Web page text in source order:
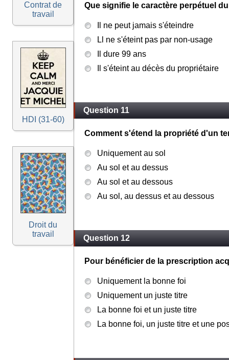
Contrat de
travail
HDI (31-60)
Droit du
travail
Que signifie le caractère perpétuel
Il ne peut jamais s'éteindre
Ll ne s'éteint pas par non-usage
Il dure 99 ans
Il s'éteint au décès du propriétaire
Question 11
Comment s'étend la propriété d'un
Uniquement au sol
Au sol et au dessus
Au sol et au dessous
Au sol, au dessus et au dessous
Question 12
Pour bénéficier de la prescription
Uniquement la bonne foi
Uniquement un juste titre
La bonne foi et un juste titre
La bonne foi, un juste titre et une